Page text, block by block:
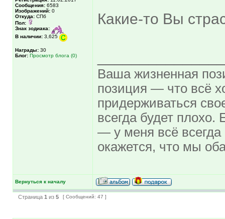
Сообщения: 6583
Изображений: 0
Откуда: СПб
Пол:
Знак зодиака:
В наличии: 3,625
Награды: 30
Блог: Просмотр блога (0)
Какие-то Вы
Ваша жизненная
позиция — что всё
придерживаться
всегда будет плохо.
— у меня всё
окажется, что мы
Вернуться к началу
Страница 1 из 5 [ Сообщений: 47 ]